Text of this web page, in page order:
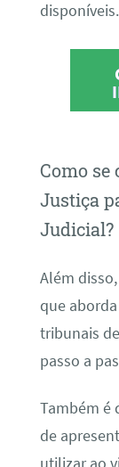
disponíveis.
Como se
Justiça
Judicial?
Além
que
tribunais
passo a
Também é
de